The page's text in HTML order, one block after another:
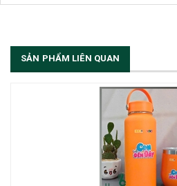
SẢN PHẨM LIÊN QUAN